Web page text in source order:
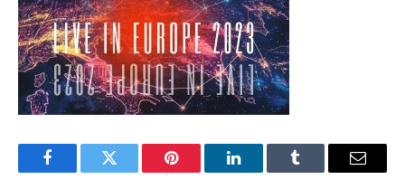
FacebookTwitter Pinterest LinkedInTumblr Email